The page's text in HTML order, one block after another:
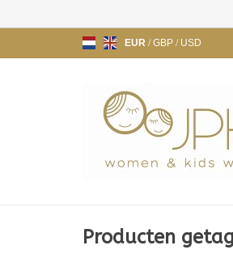
EUR/GBP/USD
Producten